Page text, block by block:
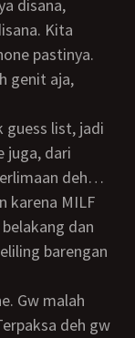
disana,
Kita
pastinya.
genit aja,
juga, dari
deh…
karena MILF
dan
barengan
deh gw